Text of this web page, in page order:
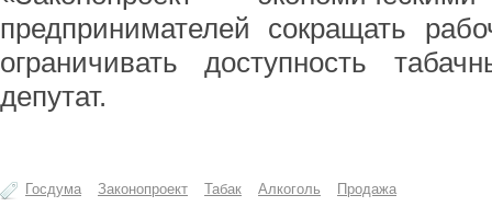
предпринимателей сокращать
ограничивать доступность
депутат.
Госдума Законопроект Табак Алкоголь Продажа